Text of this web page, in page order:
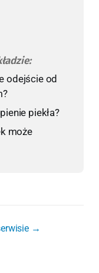
odejście od
piekła?
może
→